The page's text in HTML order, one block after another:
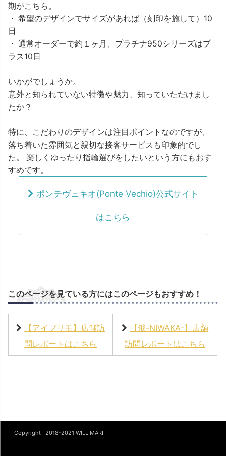
期がこちら。
・ 希望のデザインでサイズがあれば（刻印を施して）10
日
・ 通常オーダーで約１ヶ月、プラチナ950シリーズはプ
ラス10日
いかがでしょうか。
意外と知られていない特徴や魅力、知っていただけまし
たか？
特に、こだわりのデザインは注目ポイントなのですが、
落ち着いた雰囲気と親切な接客サービスも印象的でし
た。 楽しくゆったり指輪選びをしたいという方にもおす
すめです。
ポンテヴェキオ(Ponte Vechio)公式サイト
はこちら
このページを見ている方にはこのページもおすすめ！
【アイプリモ】店舗訪
問レポートはこちら
【俄-NIWAKA-】店舗
訪問レポートはこちら
Copyright 2018-2021 WILL MARI